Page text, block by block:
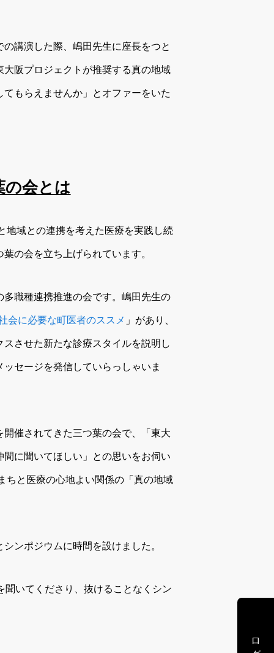
講演した際、嶋田先生に座長をつと
阪プロジェクトが推奨する真の地域
もらえませんか」とオファーをいた
の会とは
地域との連携を考えた医療を実践し続
の会を立ち上げられています。
多職種連携推進の会です。嶋田先生の
会に必要な町医者のススメ 」があり、
させた新たな診療スタイルを説明し
セージを発信していらっしゃいま
催されてきた三つ葉の会で、「東大
に聞いてほしい」との思いをお伺い
ちと医療の心地よい関係の「真の地域
ンポジウムに時間を設けました。
いてくださり、抜けることなくシン